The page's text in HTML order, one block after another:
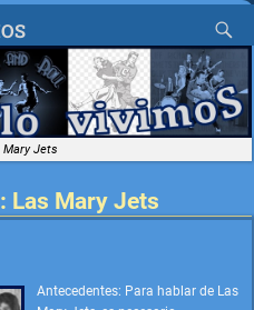
Mary Jets
Las Mary Jets
Antecedentes: Para hablar de Las